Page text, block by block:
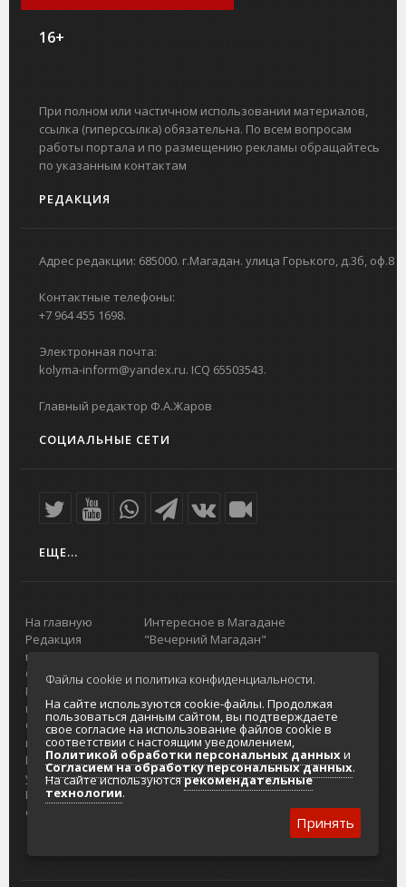
16+
При полном или частичном использовании материалов,
ссылка (гиперссылка) обязательна. По всем вопросам
работы портала и по размещению рекламы обращайтесь
по указанным контактам
РЕДАКЦИЯ
Адрес редакции: 685000. г.Магадан. улица Горького, д.3б, оф.8
Контактные телефоны:
+7 964 455 1698.
Электронная почта:
kolyma-inform@yandex.ru. ICQ 65503543.
Главный редактор Ф.А.Жаров
СОЦИАЛЬНЫЕ СЕТИ
ЕЩЕ...
На главную
Редакция
портала
О проекте
Реклама на
портале
Отзывы и
предложения
Интернет-
услуги
Разработка
сайтов
Интересное в Магадане
"Вечерний Магадан"
Городская доска объявлений
Реклама
Главный туристический портал
Колымы
Политика в отношении обработки
персональных данных
Согласие на обработку персональных
данных
Файлы cookie и политика конфиденциальности.
На сайте используются cookie-файлы. Продолжая
пользоваться данным сайтом, вы подтверждаете
свое согласие на использование файлов cookie в
соответствии с настоящим уведомлением,
Политикой обработки персональных данныхи
Согласием на обработку персональных данных.
На сайте используютсярекомендательные
технологии.
Принять